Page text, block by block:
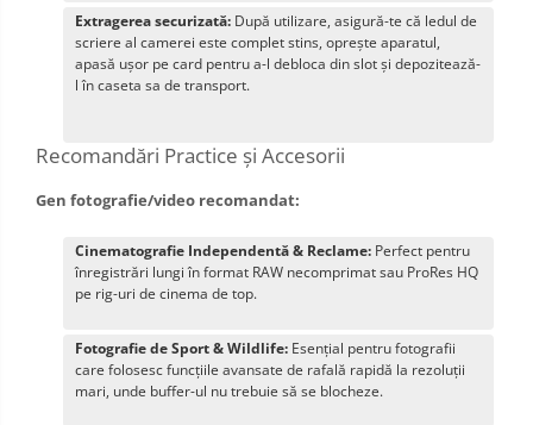
Extragerea securizată: După utilizare, asigură-te că ledul de
scriere al camerei este complet stins, oprește aparatul,
apasă ușor pe card pentru a-l debloca din slot și depozitează-
l în caseta sa de transport.
Recomandări Practice și Accesorii
Gen fotografie/video recomandat:
Cinematografie Independentă & Reclame: Perfect pentru
înregistrări lungi în format RAW necomprimat sau ProRes HQ
pe rig-uri de cinema de top.
Fotografie de Sport & Wildlife: Esențial pentru fotografii
care folosesc funcțiile avansate de rafală rapidă la rezoluții
mari, unde buffer-ul nu trebuie să se blocheze.